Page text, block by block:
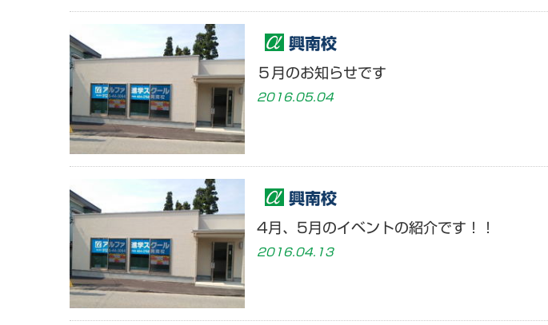
興南校
５月のお知らせです
2016.05.04
興南校
4月、5月のイベントの紹介です！！
2016.04.13